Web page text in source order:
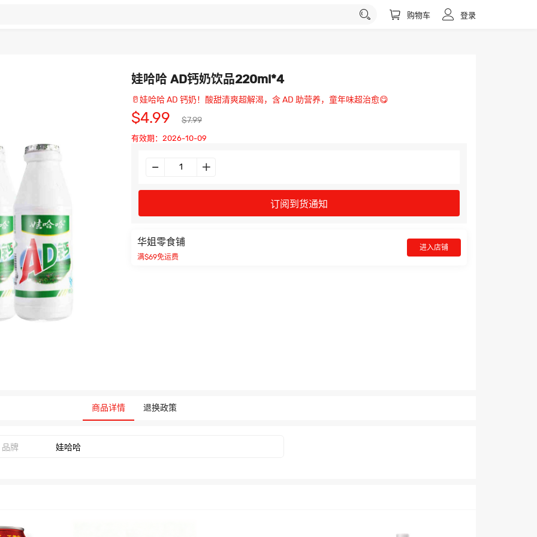
购物车 登录
娃哈哈 AD钙奶饮品220ml*4
🥛娃哈哈 AD 钙奶！酸甜清爽超解渴，含 AD 助营养，童年味超治愈😋
$4.99 $7.99
有效期：2026-10-09
订阅到货通知
华姐零食铺
满$69免运费
进入店铺
商品详情 退换政策
品牌 娃哈哈